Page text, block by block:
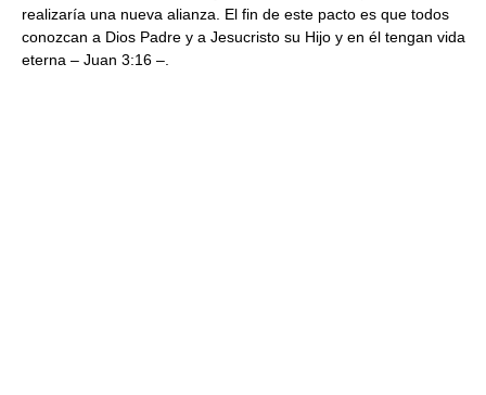
realizaría una nueva alianza. El fin de este pacto es que todos
conozcan a Dios Padre y a Jesucristo su Hijo y en él tengan vida
eterna – Juan 3:16 –.